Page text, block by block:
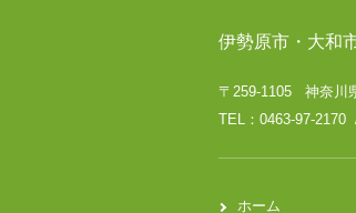
伊勢原市・大和
〒259-1105 神奈川
TEL：0463-97-
ホーム